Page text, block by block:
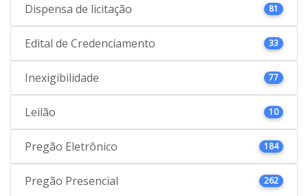
Dispensa de licitação 81
Edital de Credenciamento 33
Inexigibilidade 77
Leilão 10
Pregão Eletrônico 184
Pregão Presencial 262